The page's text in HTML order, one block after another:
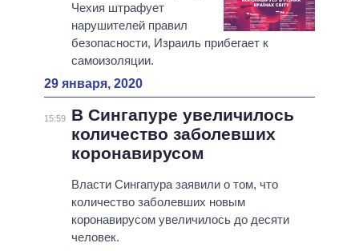
Чехия штрафует
нарушителей правил
безопасности, Израиль прибегает к
самоизоляции.
29 января, 2020
15:59
В Сингапуре увеличилось
количество заболевших
коронавирусом
Власти Сингапура заявили о том, что
количество заболевших новым
коронавирусом увеличилось до десяти
человек.